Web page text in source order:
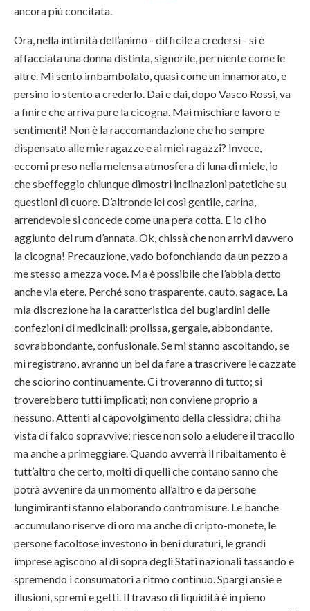
ancora più concitata.
Ora, nella intimità dell’animo - difficile a credersi - si è
affacciata una donna distinta, signorile, per niente come le
altre. Mi sento imbambolato, quasi come un innamorato, e
persino io stento a crederlo. Dai e dai, dopo Vasco Rossi, va
a finire che arriva pure la cicogna. Mai mischiare lavoro e
sentimenti! Non è la raccomandazione che ho sempre
dispensato alle mie ragazze e ai miei ragazzi? Invece,
eccomi preso nella melensa atmosfera di luna di miele, io
che sbeffeggio chiunque dimostri inclinazioni patetiche su
questioni di cuore. D’altronde lei così gentile, carina,
arrendevole si concede come una pera cotta. E io ci ho
aggiunto del rum d’annata. Ok, chissà che non arrivi davvero
la cicogna! Precauzione, vado bofonchiando da un pezzo a
me stesso a mezza voce. Ma è possibile che l’abbia detto
anche via etere. Perché sono trasparente, cauto, sagace. La
mia discrezione ha la caratteristica dei bugiardini delle
confezioni di medicinali: prolissa, gergale, abbondante,
sovrabbondante, confusionale. Se mi stanno ascoltando, se
mi registrano, avranno un bel da fare a trascrivere le cazzate
che sciorino continuamente. Ci troveranno di tutto; si
troverebbero tutti implicati; non conviene proprio a
nessuno. Attenti al capovolgimento della clessidra; chi ha
vista di falco sopravvive; riesce non solo a eludere il tracollo
ma anche a primeggiare. Quando avverrà il ribaltamento è
tutt’altro che certo, molti di quelli che contano sanno che
potrà avvenire da un momento all’altro e da persone
lungimiranti stanno elaborando contromisure. Le banche
accumulano riserve di oro ma anche di cripto-monete, le
persone facoltose investono in beni duraturi, le grandi
imprese agiscono al di sopra degli Stati nazionali tassando e
spremendo i consumatori a ritmo continuo. Spargi ansie e
illusioni, spremi e getti. Il travaso di liquidità è in pieno